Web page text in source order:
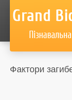
Фактори